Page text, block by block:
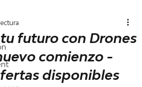
futuro con Drones
comienzo -
disponibles